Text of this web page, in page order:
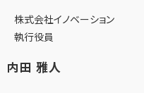
株式会社イノベーション
執行役員
内田 雅人